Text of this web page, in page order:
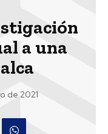
a una
de 2021